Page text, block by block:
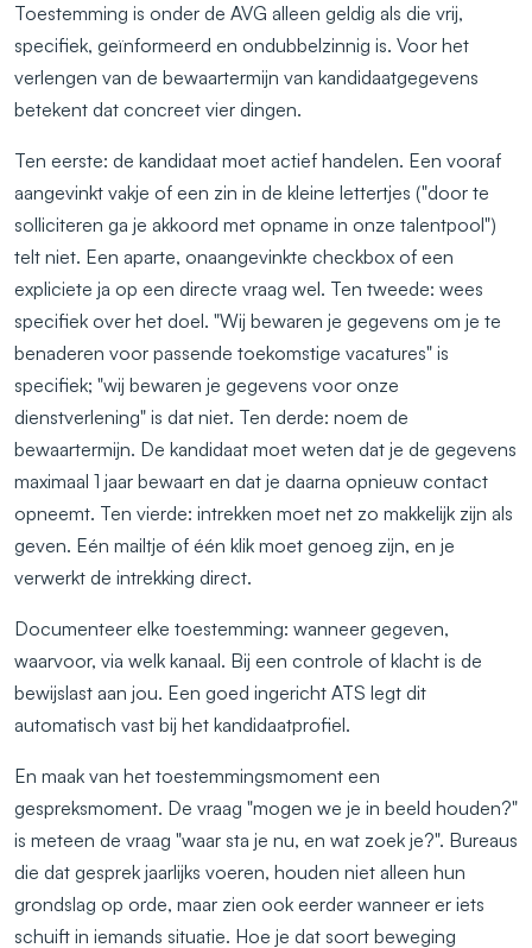
Toestemming is onder de AVG alleen geldig als die vrij,
specifiek, geïnformeerd en ondubbelzinnig is. Voor het
verlengen van de bewaartermijn van kandidaatgegevens
betekent dat concreet vier dingen.
Ten eerste: de kandidaat moet actief handelen. Een vooraf
aangevinkt vakje of een zin in de kleine lettertjes ("door te
solliciteren ga je akkoord met opname in onze talentpool")
telt niet. Een aparte, onaangevinkte checkbox of een
expliciete ja op een directe vraag wel. Ten tweede: wees
specifiek over het doel. "Wij bewaren je gegevens om je te
benaderen voor passende toekomstige vacatures" is
specifiek; "wij bewaren je gegevens voor onze
dienstverlening" is dat niet. Ten derde: noem de
bewaartermijn. De kandidaat moet weten dat je de gegevens
maximaal 1 jaar bewaart en dat je daarna opnieuw contact
opneemt. Ten vierde: intrekken moet net zo makkelijk zijn als
geven. Eén mailtje of één klik moet genoeg zijn, en je
verwerkt de intrekking direct.
Documenteer elke toestemming: wanneer gegeven,
waarvoor, via welk kanaal. Bij een controle of klacht is de
bewijslast aan jou. Een goed ingericht ATS legt dit
automatisch vast bij het kandidaatprofiel.
En maak van het toestemmingsmoment een
gespreksmoment. De vraag "mogen we je in beeld houden?"
is meteen de vraag "waar sta je nu, en wat zoek je?". Bureaus
die dat gesprek jaarlijks voeren, houden niet alleen hun
grondslag op orde, maar zien ook eerder wanneer er iets
schuift in iemands situatie. Hoe je dat soort beweging